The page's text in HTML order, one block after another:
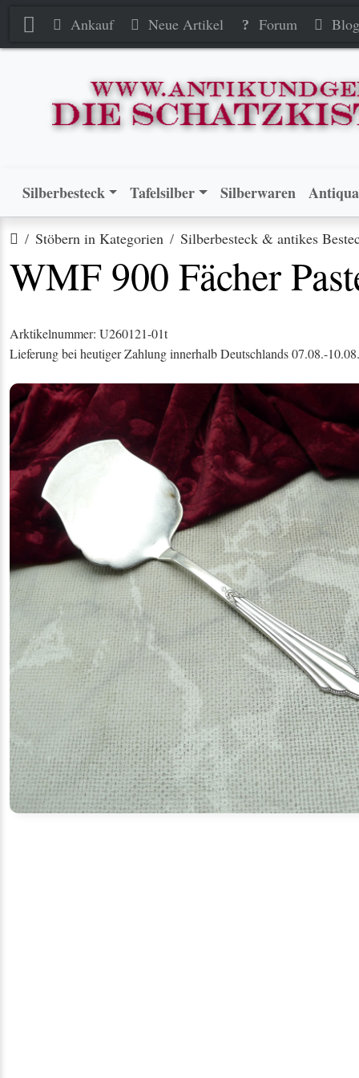
Ankauf Neue Artikel Forum Blog
Silberbesteck Tafelsilber Silberwaren
Startseite
Stöbern in Kategorien Silberbesteck & antikes
WMF 900 Fächer
Arktikelnummer: U260121-01t
Lieferung bei heutiger Zahlung innerhalb Deutschlands 07.08.-10.08.
WMF 900 Fächer
WMF 900 Fächer